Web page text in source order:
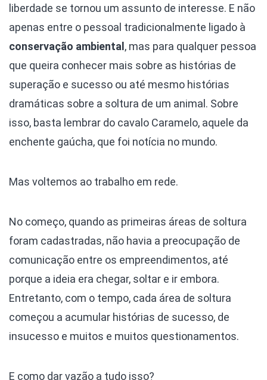
liberdade se tornou um assunto de interesse. E não
apenas entre o pessoal tradicionalmente ligado à
conservação ambiental, mas para qualquer pessoa
que queira conhecer mais sobre as histórias de
superação e sucesso ou até mesmo histórias
dramáticas sobre a soltura de um animal. Sobre
isso, basta lembrar do cavalo Caramelo, aquele da
enchente gaúcha, que foi notícia no mundo.
Mas voltemos ao trabalho em rede.
No começo, quando as primeiras áreas de soltura
foram cadastradas, não havia a preocupação de
comunicação entre os empreendimentos, até
porque a ideia era chegar, soltar e ir embora.
Entretanto, com o tempo, cada área de soltura
começou a acumular histórias de sucesso, de
insucesso e muitos e muitos questionamentos.
E como dar vazão a tudo isso?